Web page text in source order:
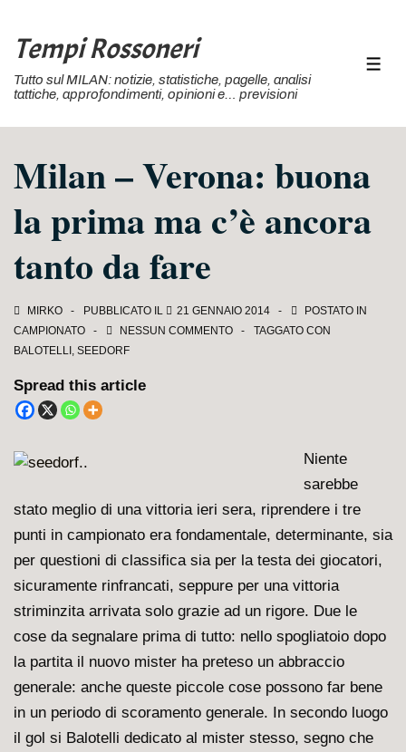
Vai
contenuto
Tempi Rossoneri
Tutto sul MILAN: notizie, statistiche, pagelle, analisi
tattiche, approfondimenti, opinioni e… previsioni
Milan – Verona: buona
la prima ma c’è ancora
tanto da fare
MIRKO PUBBLICATO IL 21 GENNAIO 2014
POSTATO IN
CAMPIONATO
NESSUN COMMENTO
TAGGATO CON
BALOTELLI , SEEDORF
Spread this article
Niente
sarebbe
stato meglio di una vittoria ieri sera, riprendere i tre
punti in campionato era fondamentale, determinante, sia
per questioni di classifica sia per la testa dei giocatori,
sicuramente rinfrancati, seppure per una vittoria
striminzita arrivata solo grazie ad un rigore. Due le
cose da segnalare prima di tutto: nello spogliatoio dopo
la partita il nuovo mister ha preteso un abbraccio
generale: anche queste piccole cose possono far bene
in un periodo di scoramento generale. In secondo luogo
il gol si Balotelli dedicato al mister stesso, segno che